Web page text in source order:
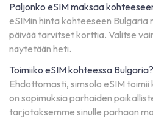
Paljonko eSIM maksaa
eSIMin hinta kohteeseen Bulgaria
päivää tarvitset korttia. Valitse
näytetään heti.
Toimiiko eSIM kohteessa Bulgaria?
Ehdottomasti, simsolo eSIM
on sopimuksia parhaiden
tarjotaksemme sinulle parhaan